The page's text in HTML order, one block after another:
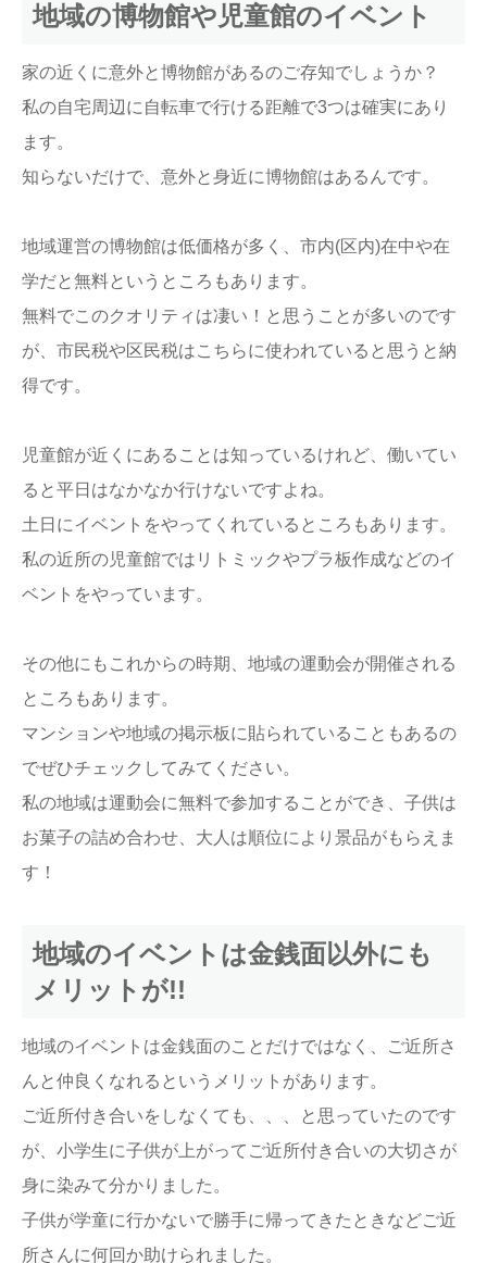
地域の博物館や児童館のイベント
家の近くに意外と博物館があるのご存知でしょうか？
私の自宅周辺に自転車で行ける距離で3つは確実にあり
ます。
知らないだけで、意外と身近に博物館はあるんです。
地域運営の博物館は低価格が多く、市内(区内)在中や在
学だと無料というところもあります。
無料でこのクオリティは凄い！と思うことが多いのです
が、市民税や区民税はこちらに使われていると思うと納
得です。
児童館が近くにあることは知っているけれど、働いてい
ると平日はなかなか行けないですよね。
土日にイベントをやってくれているところもあります。
私の近所の児童館ではリトミックやプラ板作成などのイ
ベントをやっています。
その他にもこれからの時期、地域の運動会が開催される
ところもあります。
マンションや地域の掲示板に貼られていることもあるの
でぜひチェックしてみてください。
私の地域は運動会に無料で参加することができ、子供は
お菓子の詰め合わせ、大人は順位により景品がもらえま
す！
地域のイベントは金銭面以外にも
メリットが!!
地域のイベントは金銭面のことだけではなく、ご近所さ
んと仲良くなれるというメリットがあります。
ご近所付き合いをしなくても、、、と思っていたのです
が、小学生に子供が上がってご近所付き合いの大切さが
身に染みて分かりました。
子供が学童に行かないで勝手に帰ってきたときなどご近
所さんに何回か助けられました。